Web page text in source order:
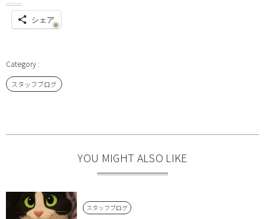
シェア
スタッフブログ
YOU MIGHT ALSO LIKE
スタッフブログ